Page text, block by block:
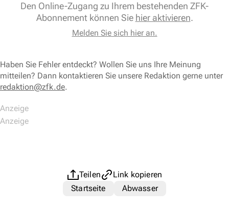
Den Online-Zugang zu Ihrem bestehenden ZFK-
Abonnement können Sie hier aktivieren.
Melden Sie sich hier an.
Haben Sie Fehler entdeckt? Wollen Sie uns Ihre Meinung
mitteilen? Dann kontaktieren Sie unsere Redaktion gerne unter
redaktion@zfk.de.
Teilen
Link kopieren
Startseite
Abwasser